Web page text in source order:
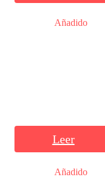
Añadido
Leer
Añadido